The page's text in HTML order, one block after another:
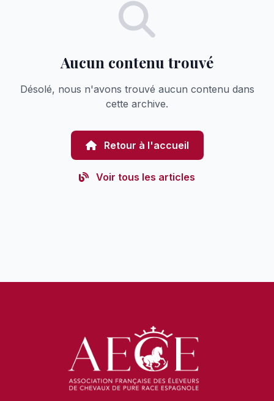
Aucun contenu trouvé
Désolé, nous n'avons trouvé aucun contenu dans
cette archive.
Retour à l'accueil
Voir tous les articles